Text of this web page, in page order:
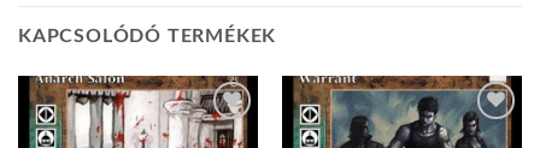
KAPCSOLÓDÓ TERMÉKEK
Add to
Add to